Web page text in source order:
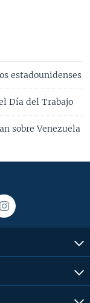
estadounidenses
Día del Trabajo
sobre Venezuela